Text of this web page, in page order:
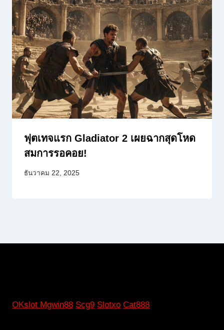
ฟุตเทจแรก Gladiator 2 เผยฉากสุดโหด
สมการรอคอย!
ธันวาคม 22, 2025
OKslot Mgwin88 Scg9 Slotxo Cat888